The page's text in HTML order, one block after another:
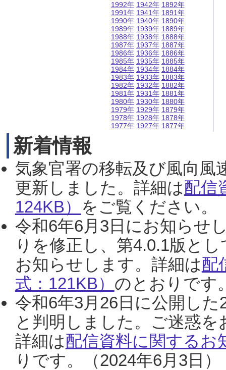
1992年
1991年
1990年
1989年
1988年
1987年
1986年
1985年
1984年
1983年
1982年
1981年
1980年
1979年
1978年
1977年
1942年
1941年
1940年
1939年
1938年
1937年
1936年
1935年
1934年
1933年
1932年
1931年
1930年
1929年
1928年
1927年
1892年
1891年
1890年
1889年
1888年
1887年
1886年
1885年
1884年
1883年
1882年
1881年
1880年
1879年
1878年
1877年
新着情報
気象官署の移転及び風向風
更新しました。詳細は配信
124KB） をご覧ください。
令和6年6月3日にお知らせ
りを修正し、第4.0.1版と
お知らせします。詳細は配
式：121KB） のとおりです
令和6年3月26日に公開し
と判明しました。ご迷惑
詳細は配信資料に関するお
りです。（2024年6月3日）